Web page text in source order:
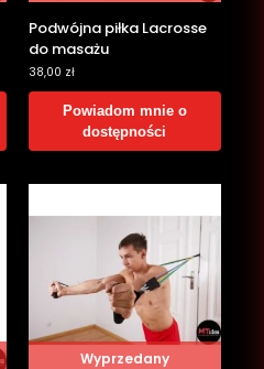
Podwójna piłka Lacrosse
do masażu
38,00 zł
Powiadom mnie o
dostępności
Wyprzedany